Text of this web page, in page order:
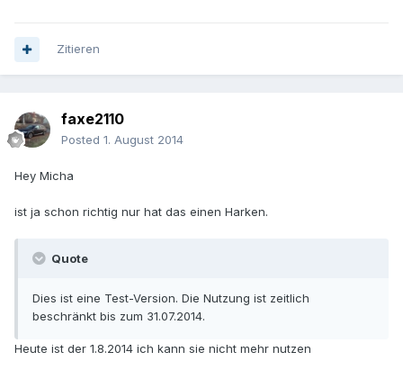
Zitieren
faxe2110
Posted 1. August 2014
Hey Micha
ist ja schon richtig nur hat das einen Harken.
Quote
Dies ist eine Test-Version. Die Nutzung ist zeitlich
beschränkt bis zum 31.07.2014.
Heute ist der 1.8.2014 ich kann sie nicht mehr nutzen